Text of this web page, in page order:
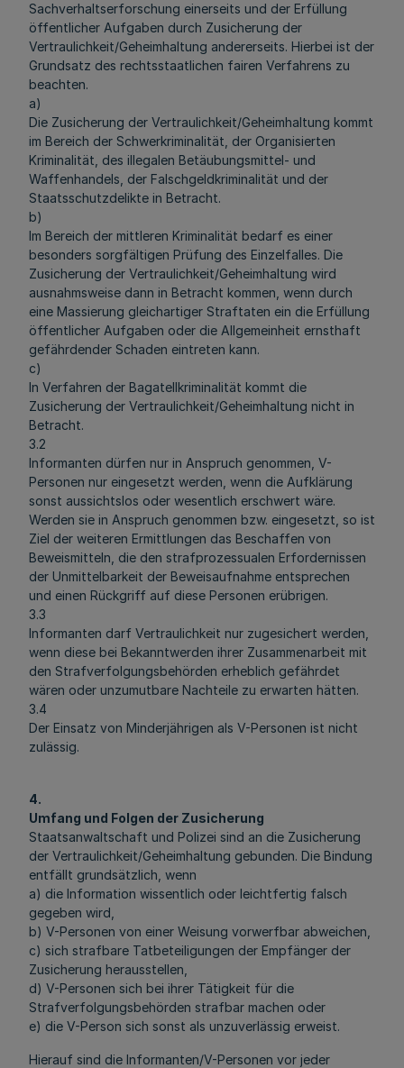
Sachverhaltserforschung einerseits und der Erfüllung
öffentlicher Aufgaben durch Zusicherung der
Vertraulichkeit/Geheimhaltung andererseits. Hierbei ist der
Grundsatz des rechtsstaatlichen fairen Verfahrens zu
beachten.
a)
Die Zusicherung der Vertraulichkeit/Geheimhaltung kommt
im Bereich der Schwerkriminalität, der Organisierten
Kriminalität, des illegalen Betäubungsmittel- und
Waffenhandels, der Falschgeldkriminalität und der
Staatsschutzdelikte in Betracht.
b)
Im Bereich der mittleren Kriminalität bedarf es einer
besonders sorgfältigen Prüfung des Einzelfalles. Die
Zusicherung der Vertraulichkeit/Geheimhaltung wird
ausnahmsweise dann in Betracht kommen, wenn durch
eine Massierung gleichartiger Straftaten ein die Erfüllung
öffentlicher Aufgaben oder die Allgemeinheit ernsthaft
gefährdender Schaden eintreten kann.
c)
In Verfahren der Bagatellkriminalität kommt die
Zusicherung der Vertraulichkeit/Geheimhaltung nicht in
Betracht.
3.2
Informanten dürfen nur in Anspruch genommen, V-
Personen nur eingesetzt werden, wenn die Aufklärung
sonst aussichtslos oder wesentlich erschwert wäre.
Werden sie in Anspruch genommen bzw. eingesetzt, so ist
Ziel der weiteren Ermittlungen das Beschaffen von
Beweismitteln, die den strafprozessualen Erfordernissen
der Unmittelbarkeit der Beweisaufnahme entsprechen
und einen Rückgriff auf diese Personen erübrigen.
3.3
Informanten darf Vertraulichkeit nur zugesichert werden,
wenn diese bei Bekanntwerden ihrer Zusammenarbeit mit
den Strafverfolgungsbehörden erheblich gefährdet
wären oder unzumutbare Nachteile zu erwarten hätten.
3.4
Der Einsatz von Minderjährigen als V-Personen ist nicht
zulässig.
4.
Umfang und Folgen der Zusicherung
Staatsanwaltschaft und Polizei sind an die Zusicherung
der Vertraulichkeit/Geheimhaltung gebunden. Die Bindung
entfällt grundsätzlich, wenn
a) die Information wissentlich oder leichtfertig falsch
gegeben wird,
b) V-Personen von einer Weisung vorwerfbar abweichen,
c) sich strafbare Tatbeteiligungen der Empfänger der
Zusicherung herausstellen,
d) V-Personen sich bei ihrer Tätigkeit für die
Strafverfolgungsbehörden strafbar machen oder
e) die V-Person sich sonst als unzuverlässig erweist.
Hierauf sind die Informanten/V-Personen vor jeder